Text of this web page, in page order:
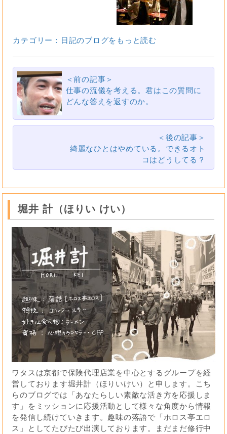
カテゴリー：日記のブログをもっと読む
＜前の記事＞
仕事の流儀を考える。君はこの質問に
どんな答えを返すのか。
＜後の記事＞
綺麗なひとはやめている。できるオト
コはどうしてる？
堀井 計（ほりい けい）
ワタスは京都で保険代理店業を中心とするグループを経
営しております堀井計（ほりいけい）と申します。こち
らのブログでは「あなたらしい素敵な活き方を応援しま
す」をミッションに応援活動として様々な角度から情報
を発信し続けていきます。趣味の落語で「ホロス亭エロ
ス」としてたびたび出演しております。まだまだ修行中